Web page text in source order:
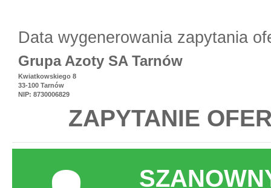
Data wygenerowania zapytania
Grupa Azoty SA Tarnów
Kwiatkowskiego 8
33-100 Tarnów
NIP: 8730006829
ZAPYTANIE